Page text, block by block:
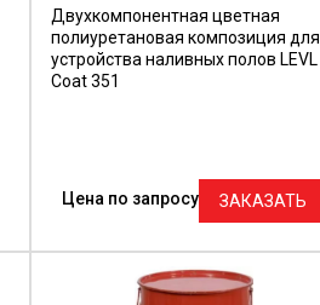
Двухкомпонентная цветная
полиуретановая композиция для
устройства наливных полов LEVL
Coat 351
Цена по запросу ЗАКАЗАТЬ